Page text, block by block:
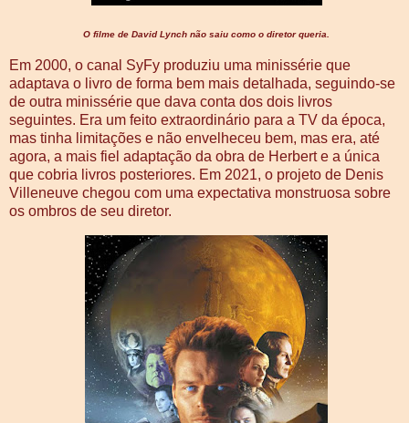
O filme de David Lynch não saiu como o diretor queria.
Em 2000, o canal SyFy produziu uma minissérie que
adaptava o livro de forma bem mais detalhada, seguindo-se
de outra minissérie que dava conta dos dois livros
seguintes. Era um feito extraordinário para a TV da época,
mas tinha limitações e não envelheceu bem, mas era, até
agora, a mais fiel adaptação da obra de Herbert e a única
que cobria livros posteriores. Em 2021, o projeto de Denis
Villeneuve chegou com uma expectativa monstruosa sobre
os ombros de seu diretor.